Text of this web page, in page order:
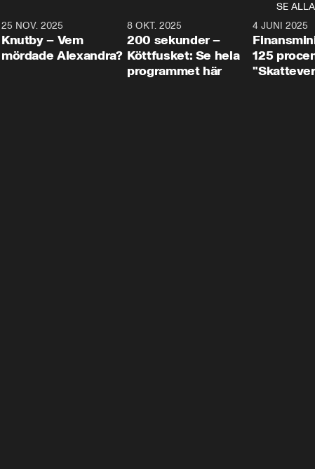
SE ALLA
31:05
25 NOV. 2025
Knutby – Vem
mördade Alexandra?
4:29
8 OKT. 2025
200 sekunder –
Köttfusket: Se hela
programmet här
4 JUNI 2025
125